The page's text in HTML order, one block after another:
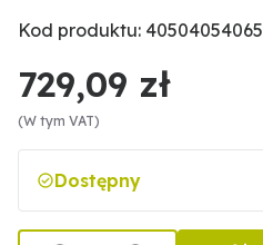
Kod produktu: 40504054065
729,09 zł
(W tym VAT)
Dostępny